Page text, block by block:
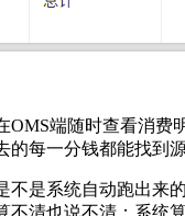
OMS端随时查看消费
的每一分钱都能找到源
不是系统自动跑出来
不清也说不清；系统